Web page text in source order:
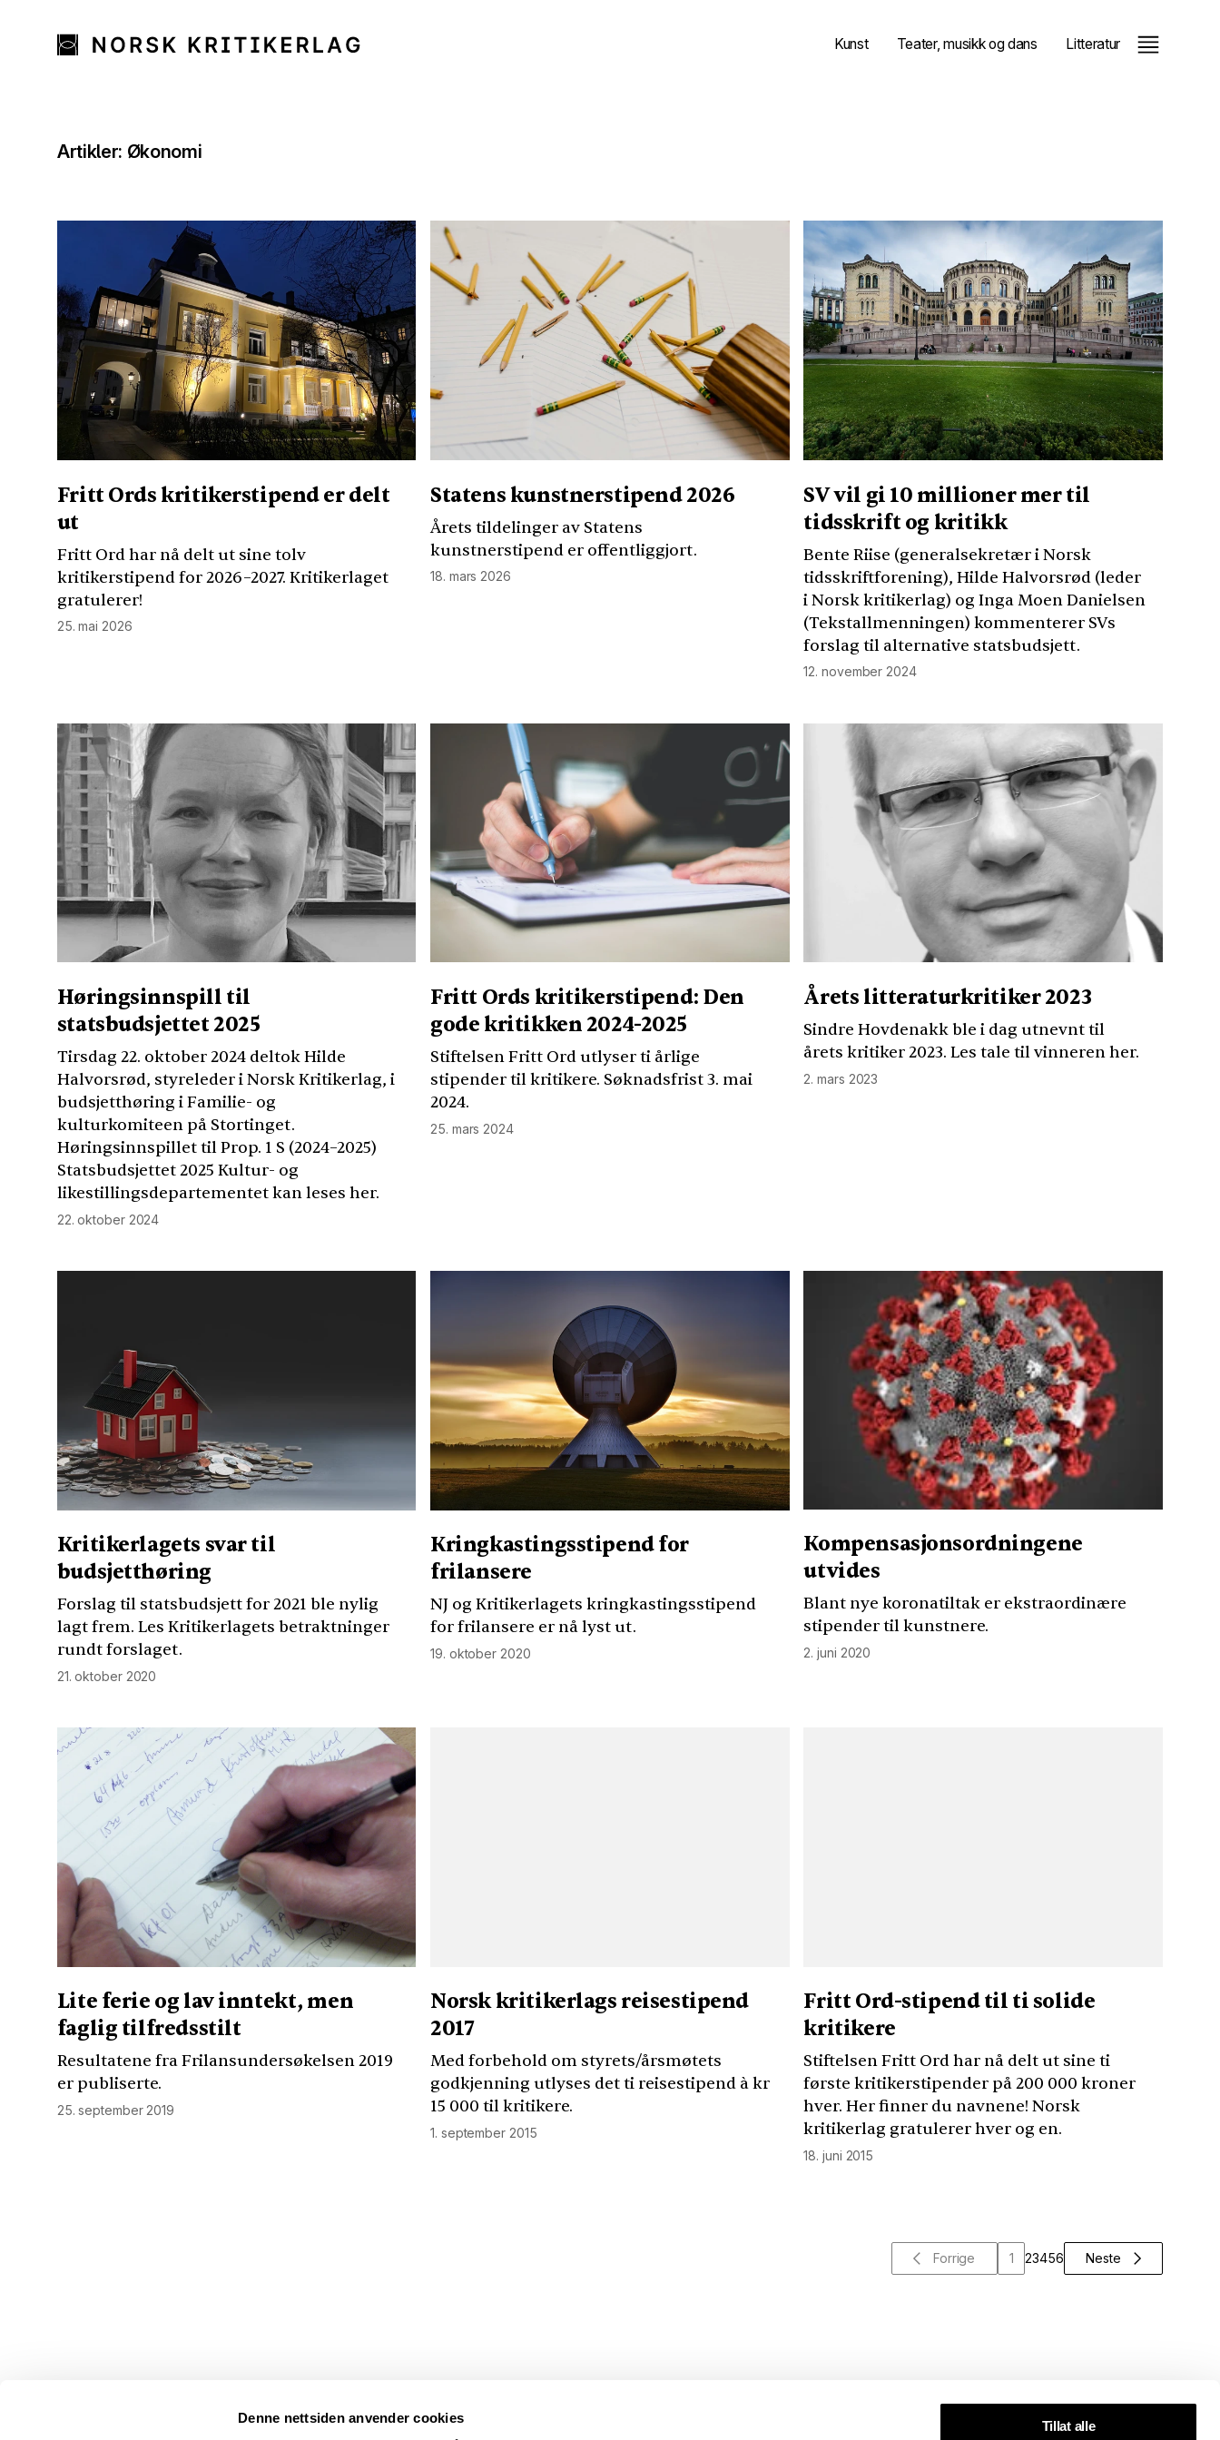
Denne nettsiden anvender cookies
Tillat alle
Kunst Teater, musikk og dans Litteratur
Artikler: Økonomi
Fritt Ords kritikerstipend er delt
ut
Fritt Ord har nå delt ut sine tolv
kritikerstipend for 2026–2027. Kritikerlaget
gratulerer!
25. mai 2026
Statens kunstnerstipend 2026
Årets tildelinger av Statens
kunstnerstipend er offentliggjort.
18. mars 2026
SV vil gi 10 millioner mer til
tidsskrift og kritikk
Bente Riise (generalsekretær i Norsk
tidsskriftforening), Hilde Halvorsrød (leder
i Norsk kritikerlag) og Inga Moen Danielsen
(Tekstallmenningen) kommenterer SVs
forslag til alternative statsbudsjett.
12. november 2024
Høringsinnspill til
statsbudsjettet 2025
Tirsdag 22. oktober 2024 deltok Hilde
Halvorsrød, styreleder i Norsk Kritikerlag, i
budsjetthøring i Familie- og
kulturkomiteen på Stortinget.
Høringsinnspillet til Prop. 1 S (2024–2025)
Statsbudsjettet 2025 Kultur- og
likestillingsdepartementet kan leses her.
22. oktober 2024
Fritt Ords kritikerstipend: Den
gode kritikken 2024-2025
Stiftelsen Fritt Ord utlyser ti årlige
stipender til kritikere. Søknadsfrist 3. mai
2024.
25. mars 2024
Årets litteraturkritiker 2023
Sindre Hovdenakk ble i dag utnevnt til
årets kritiker 2023. Les tale til vinneren her.
2. mars 2023
Kritikerlagets svar til
budsjetthøring
Forslag til statsbudsjett for 2021 ble nylig
lagt frem. Les Kritikerlagets betraktninger
rundt forslaget.
21. oktober 2020
Kringkastingsstipend for
frilansere
NJ og Kritikerlagets kringkastingsstipend
for frilansere er nå lyst ut.
19. oktober 2020
Kompensasjonsordningene
utvides
Blant nye koronatiltak er ekstraordinære
stipender til kunstnere.
2. juni 2020
Lite ferie og lav inntekt, men
faglig tilfredsstilt
Resultatene fra Frilansundersøkelsen 2019
er publiserte.
25. september 2019
Norsk kritikerlags reisestipend
2017
Med forbehold om styrets/årsmøtets
godkjenning utlyses det ti reisestipend à kr
15 000 til kritikere.
1. september 2015
Fritt Ord-stipend til ti solide
kritikere
Stiftelsen Fritt Ord har nå delt ut sine ti
første kritikerstipender på 200 000 kroner
hver. Her finner du navnene! Norsk
kritikerlag gratulerer hver og en.
18. juni 2015
Forrige 1 23456 Neste